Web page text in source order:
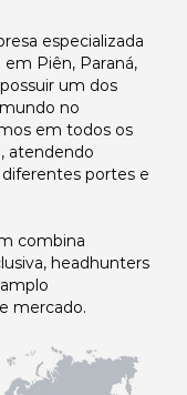
especializada
Piên, Paraná,
um dos
no
em todos os
atendendo
portes e
combina
headhunters
mercado.